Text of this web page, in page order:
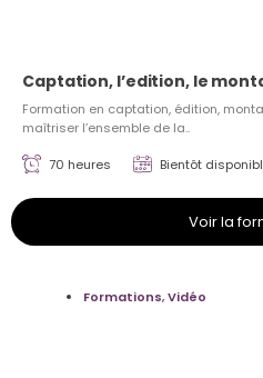
Captation, l’edition, le
Formation en captation, édition,
maîtriser l’ensemble de la..
70 heures Bientôt
Voir la
Formations,Vidéo